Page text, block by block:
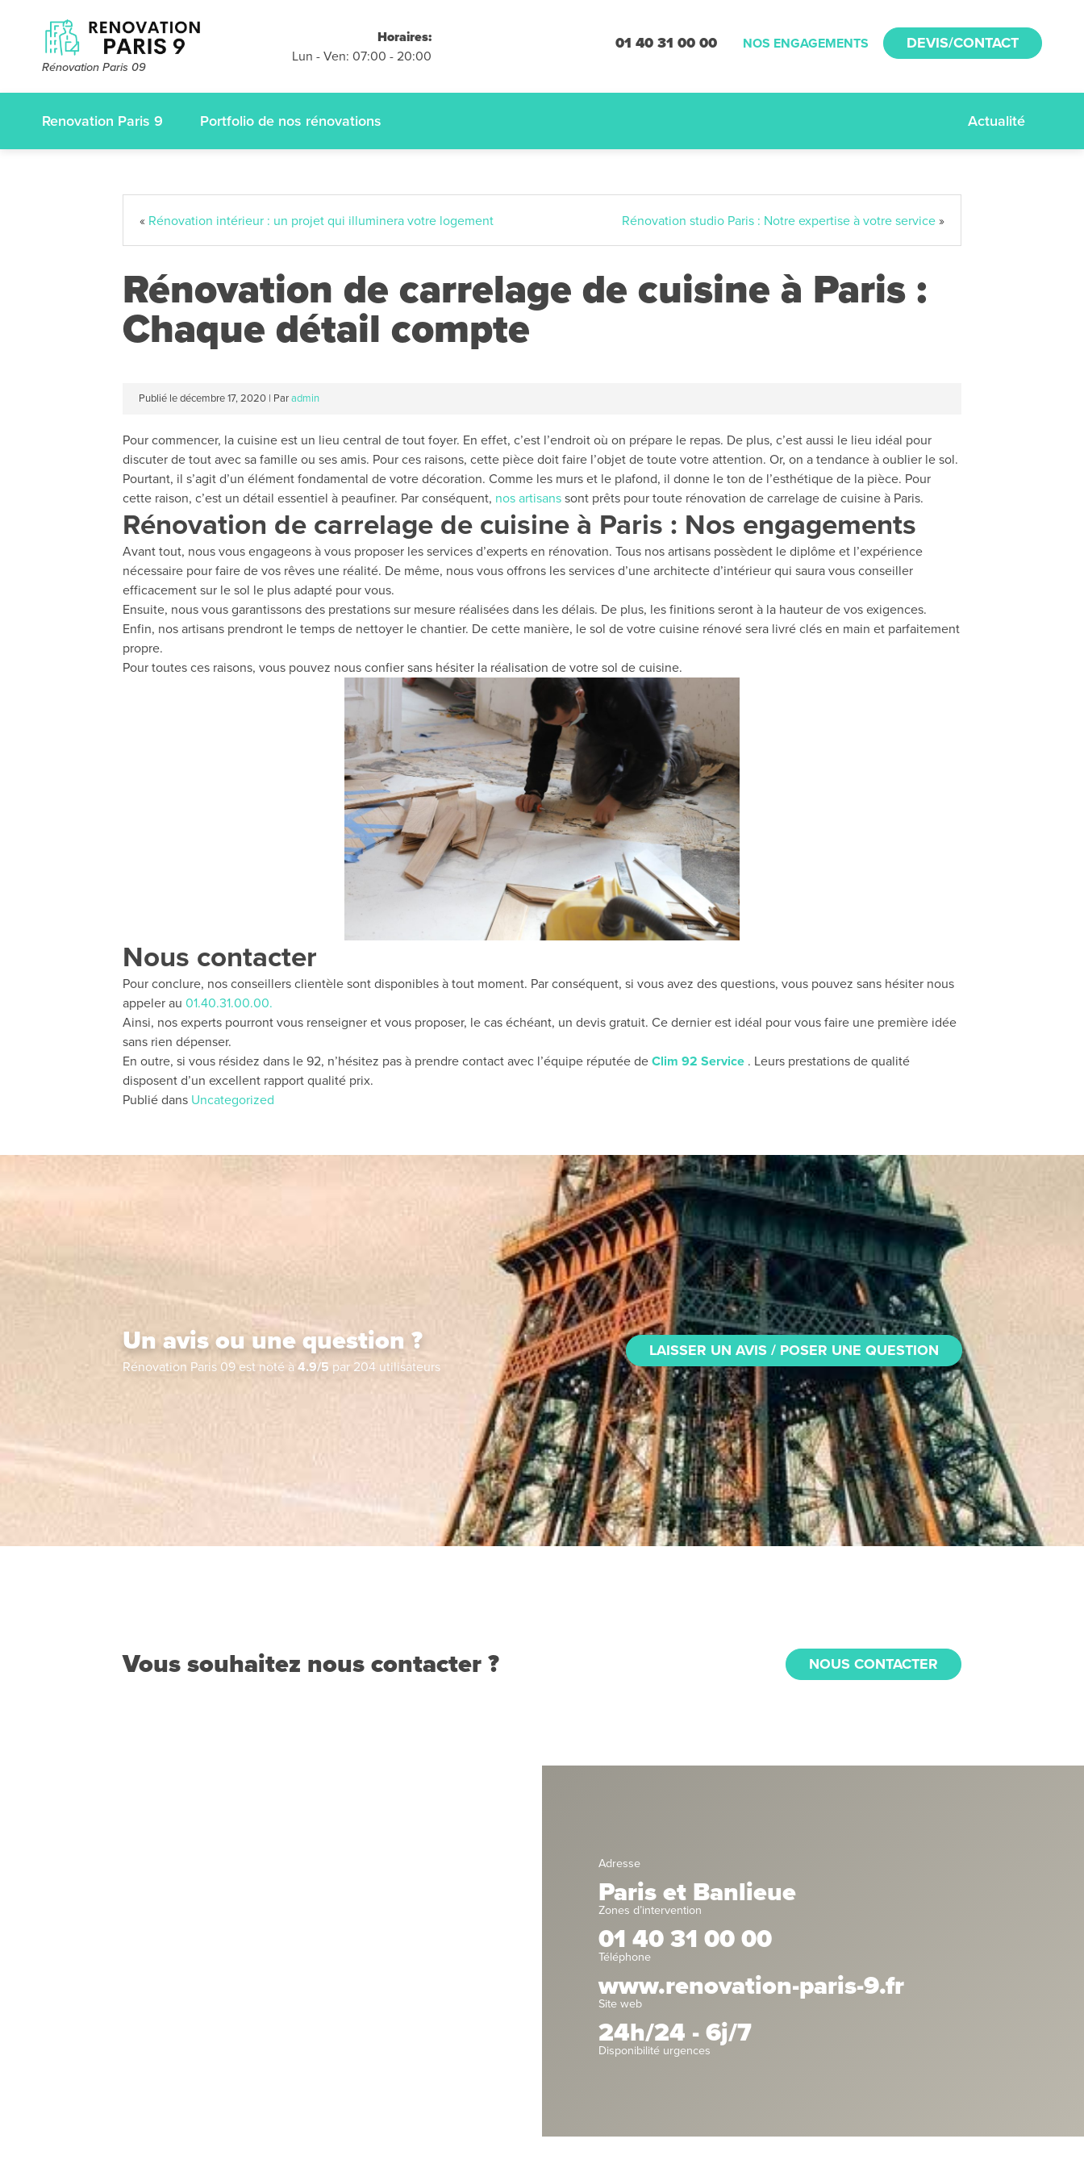
Rénovation Paris 09
Horaires:
Lun - Ven: 07:00 - 20:00
01 40 31 00 00 NOS ENGAGEMENTS DEVIS/CONTACT
Renovation Paris 9 Actualité
Portfolio de nos rénovations
Devis et déplacements
gratuits
sans engagement
appelez-nous :01.40.31.00.00
« Rénovation intérieur : un projet qui illuminera votre logement Rénovation studio Paris : Notre expertise à votre service »
Rénovation de carrelage de cuisine à Paris :
Chaque détail compte
Publié ledécembre 17, 2020 | Paradmin
Pour commencer, la cuisine est un lieu central de tout foyer. En effet, c’est l’endroit où on prépare le repas. De plus, c’est aussi le lieu idéal pour
discuter de tout avec sa famille ou ses amis. Pour ces raisons, cette pièce doit faire l’objet de toute votre attention. Or, on a tendance à oublier le sol.
Pourtant, il s’agit d’un élément fondamental de votre décoration. Comme les murs et le plafond, il donne le ton de l’esthétique de la pièce. Pour
cette raison, c’est un détail essentiel à peaufiner. Par conséquent, nos artisans sont prêts pour toute rénovation de carrelage de cuisine à Paris.
Rénovation de carrelage de cuisine à Paris : Nos engagements
Avant tout, nous vous engageons à vous proposer les services d’experts en rénovation. Tous nos artisans possèdent le diplôme et l’expérience
nécessaire pour faire de vos rêves une réalité. De même, nous vous offrons les services d’une architecte d’intérieur qui saura vous conseiller
efficacement sur le sol le plus adapté pour vous.
Ensuite, nous vous garantissons des prestations sur mesure réalisées dans les délais. De plus, les finitions seront à la hauteur de vos exigences.
Enfin, nos artisans prendront le temps de nettoyer le chantier. De cette manière, le sol de votre cuisine rénové sera livré clés en main et parfaitement
propre.
Pour toutes ces raisons, vous pouvez nous confier sans hésiter la réalisation de votre sol de cuisine.
Nous contacter
Pour conclure, nos conseillers clientèle sont disponibles à tout moment. Par conséquent, si vous avez des questions, vous pouvez sans hésiter nous
appeler au 01.40.31.00.00.
Ainsi, nos experts pourront vous renseigner et vous proposer, le cas échéant, un devis gratuit. Ce dernier est idéal pour vous faire une première idée
sans rien dépenser.
En outre, si vous résidez dans le 92, n’hésitez pas à prendre contact avec l’équipe réputée de Clim 92 Service . Leurs prestations de qualité
disposent d’un excellent rapport qualité prix.
Publié dans Uncategorized
Un avis ou une question ?
Rénovation Paris 09 est noté à 4.9/5 par 204 utilisateurs
LAISSER UN AVIS / POSER UNE QUESTION
Vous souhaitez nous contacter ? NOUS CONTACTER
Adresse
Paris et Banlieue
Zones d’intervention
01 40 31 00 00
Téléphone
www.renovation-paris-9.fr
Site web
24h/24 - 6j/7
Disponibilité urgences